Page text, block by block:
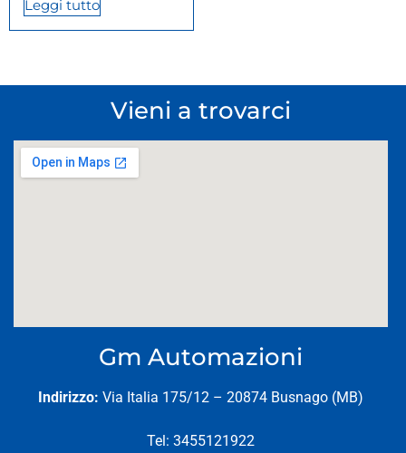
Leggi tutto
Gm Automazioni
Indirizzo: Via Italia 175/12 – 20874 Busnago (MB)
Tel: 3455121922
Vieni a trovarci